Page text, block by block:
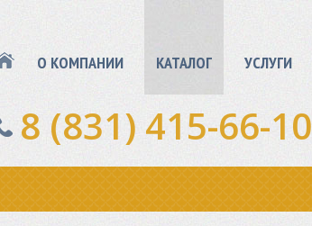
О КОМПАНИИ КАТАЛОГ УСЛУГИ
8 (831) 415-66-10